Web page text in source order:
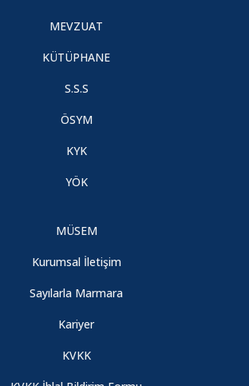
MEVZUAT
KÜTÜPHANE
S.S.S
ÖSYM
KYK
YÖK
MÜSEM
Kurumsal İletişim
Sayılarla Marmara
Kariyer
KVKK